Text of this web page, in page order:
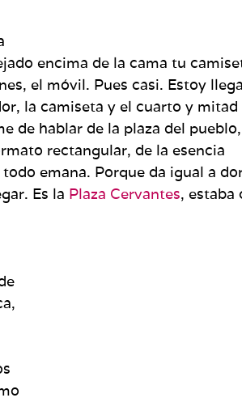
encima de la cama tu
el móvil. Pues casi. Estoy
la camiseta y el cuarto y mitad
de hablar de la plaza del
rectangular, de la esencia
emana. Porque da igual a
Es la Plaza Cervantes, estaba